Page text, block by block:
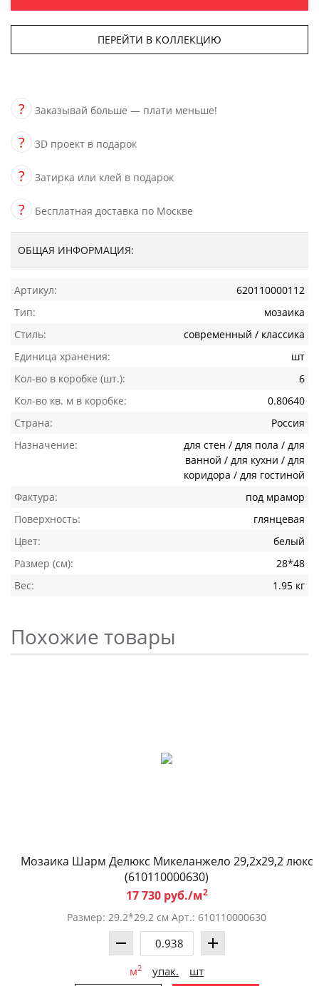
ПЕРЕЙТИ В КОЛЛЕКЦИЮ
? Заказывай больше — плати меньше!
? 3D проект в подарок
? Затирка или клей в подарок
? Бесплатная доставка по Москве
ОБЩАЯ ИНФОРМАЦИЯ:
Артикул:
620110000112
Тип:
мозаика
Стиль:
современный / классика
Единица хранения:
шт
Кол-во в коробке (шт.):
6
Кол-во кв. м в коробке:
0.80640
Страна:
Россия
Назначение:
для стен / для пола / для
ванной / для кухни / для
коридора / для гостиной
Фактура:
под мрамор
Поверхность:
глянцевая
Цвет:
белый
Размер (см):
28*48
Вес:
1.95 кг
Похожие товары
Мозаика Шарм Делюкс Микеланжело 29,2x29,2 люкс
(610110000630)
17 730 руб./м2
Размер: 29.2*29.2 см Арт.: 610110000630
м2 упак. шт